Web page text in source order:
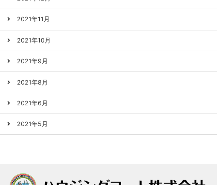
2021年11月
2021年10月
2021年9月
2021年8月
2021年6月
2021年5月